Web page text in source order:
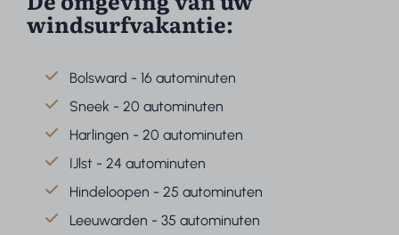
windsurfvakantie:
Bolsward - 16 autominuten
Sneek - 20 autominuten
Harlingen - 20 autominuten
IJlst - 24 autominuten
Hindeloopen - 25 autominuten
Leeuwarden - 35 autominuten